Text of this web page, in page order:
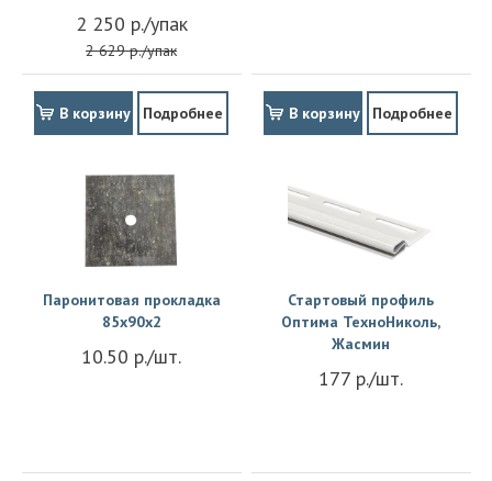
2 250 р./упак
2 629 р./упак
В корзину Подробнее В корзину Подробнее
Паронитовая прокладка
85x90x2
10.50 р./шт.
Стартовый профиль
Оптима ТехноНиколь,
Жасмин
177 р./шт.